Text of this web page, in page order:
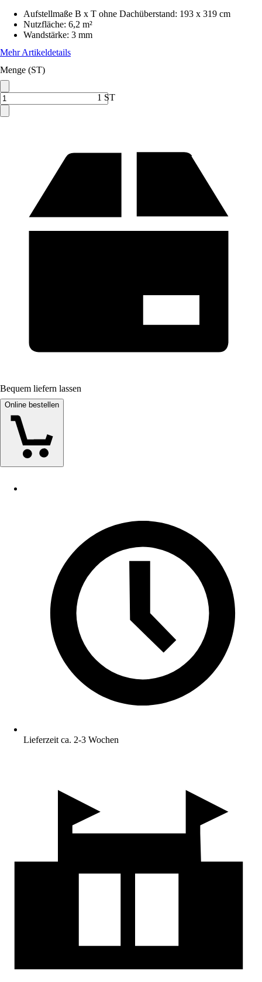
Aufstellmaße B x T ohne Dachüberstand: 193 x 319 cm
Nutzfläche: 6,2 m²
Wandstärke: 3 mm
Mehr Artikeldetails
Menge (ST)
1 ST
Bequem liefern lassen
Online bestellen
Lieferzeit ca. 2-3 Wochen